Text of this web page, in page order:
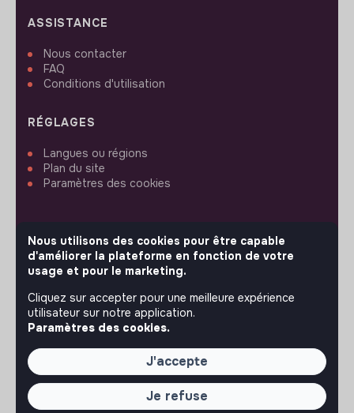
ASSISTANCE
Nous contacter
FAQ
Conditions d'utilisation
RÉGLAGES
Langues ou régions
Plan du site
Paramètres des cookies
SUIVEZ-NOUS
© 2026 jobs that makesense.
Nous utilisons des cookies pour être capable
d'améliorer la plateforme en fonction de votre
usage et pour le marketing.
Cliquez sur accepter pour une meilleure expérience
utilisateur sur notre application.
Paramètres des cookies.
J'accepte
Je refuse